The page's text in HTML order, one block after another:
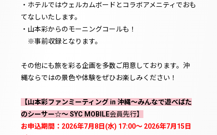
・ホテルではウェルカムボードとコラボアメニティでおも
てなしいたします。
・山本彩からのモーニングコールも！
※事前収録となります。
その他にも旅を彩る企画を多数ご用意しております。沖
縄ならではの景色や体験をぜひお楽しみください！
【山本彩ファンミーティング in 沖縄〜みんなで遊べばた
のシーサー☆〜 SYC MOBILE会員先行】
お申込期間 ：2026年7月8日(水) 17:00〜 2026年7月15日